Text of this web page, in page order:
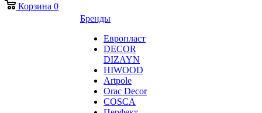
Корзина 0
Бренды
Европласт
DECOR
DIZAYN
HIWOOD
Artpole
Orac Decor
COSCA